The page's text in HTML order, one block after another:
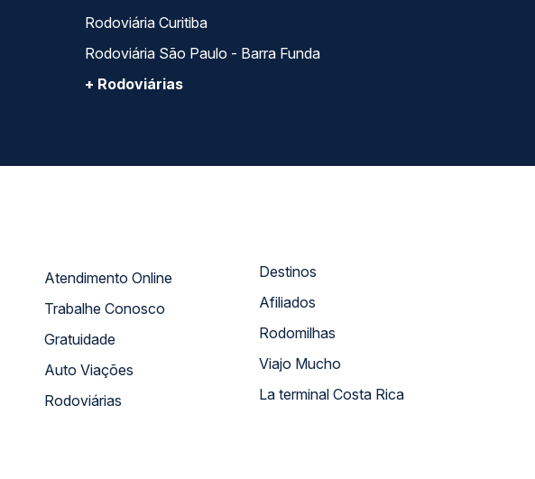
Rodoviária Curitiba
Rodoviária São Paulo - Barra Funda
+ Rodoviárias
Atendimento Online
Trabalhe Conosco
Gratuidade
Auto Viações
Rodoviárias
Destinos
Afiliados
Rodomilhas
Viajo Mucho
La terminal Costa Rica